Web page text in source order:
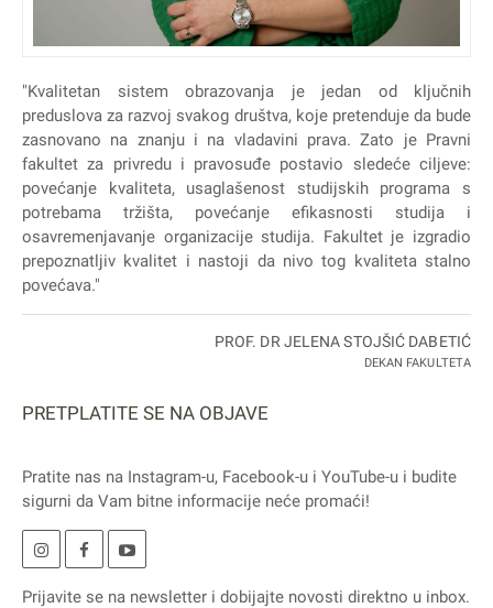
"Kvalitetan sistem obrazovanja je jedan od ključnih
preduslova za razvoj svakog društva, koje pretenduje da bude
zasnovano na znanju i na vladavini prava. Zato je Pravni
fakultet za privredu i pravosuđe postavio sledeće ciljeve:
povećanje kvaliteta, usaglašenost studijskih programa s
potrebama tržišta, povećanje efikasnosti studija i
osavremenjavanje organizacije studija. Fakultet je izgradio
prepoznatljiv kvalitet i nastoji da nivo tog kvaliteta stalno
povećava."
PROF. DR JELENA STOJŠIĆ DABETIĆ
DEKAN FAKULTETA
PRETPLATITE SE NA OBJAVE
Pratite nas na Instagram-u, Facebook-u i YouTube-u i budite
sigurni da Vam bitne informacije neće promaći!
Prijavite se na newsletter i dobijajte novosti direktno u inbox.